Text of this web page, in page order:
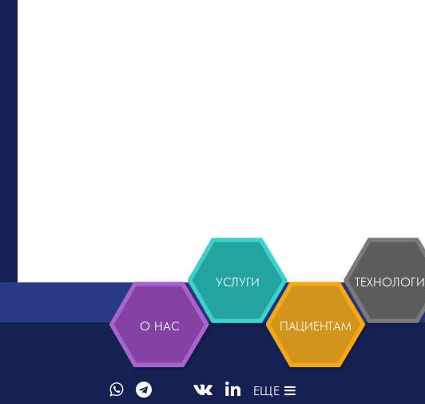
О НАС
УСЛУГИ
ПАЦИЕНТАМ
ЕЩЕ